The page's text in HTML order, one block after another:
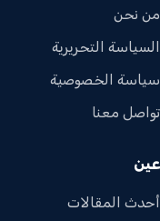
من نحن
السياسة التحريرية
سياسة الخصوصية
تواصل معنا
عين
أحدث المقالات